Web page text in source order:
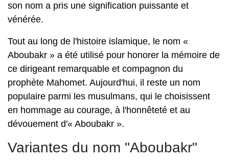
son nom a pris une signification puissante et
vénérée.
Tout au long de l'histoire islamique, le nom «
Aboubakr » a été utilisé pour honorer la mémoire de
ce dirigeant remarquable et compagnon du
prophète Mahomet. Aujourd'hui, il reste un nom
populaire parmi les musulmans, qui le choisissent
en hommage au courage, à l'honnêteté et au
dévouement d'« Aboubakr ».
Variantes du nom "Aboubakr"